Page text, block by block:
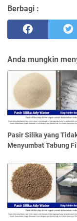
Berbagi :
Anda mungkin
Pasir Silika yang
Menyumbat Tabung